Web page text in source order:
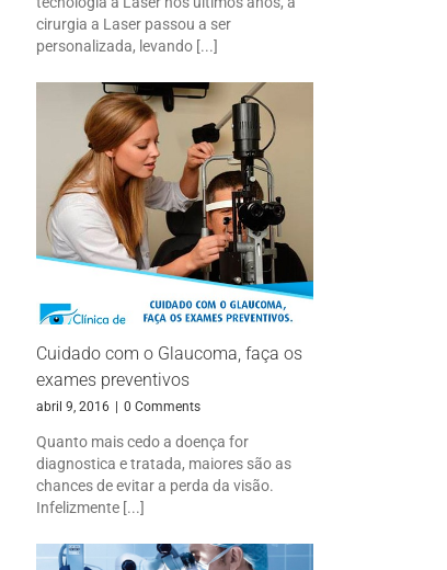
cirurgia a Laser passou a ser
personalizada, levando [...]
Cuidado com o Glaucoma, faça os
exames preventivos
abril 9, 2016 0 Comments
Quanto mais cedo a doença for
diagnostica e tratada, maiores são as
chances de evitar a perda da visão.
Infelizmente [...]